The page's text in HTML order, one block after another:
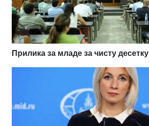
Прилика за младе за чисту десетку